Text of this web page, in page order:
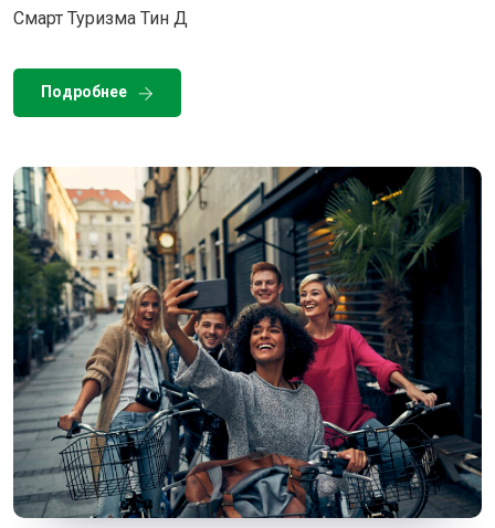
Смарт Туризма Тин Д
Подробнее